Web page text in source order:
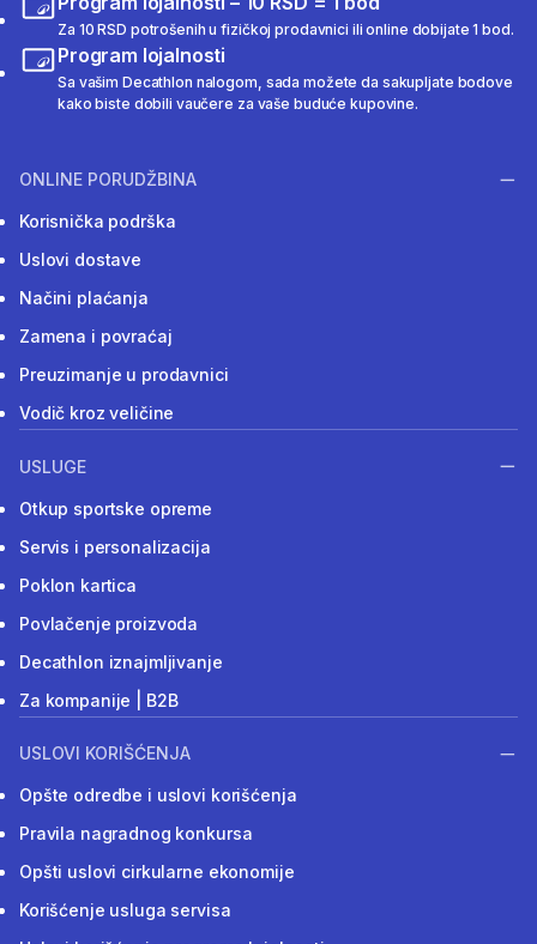
Za 10 RSD potrošenih u fizičkoj prodavnici ili online dobijate 1 bod.
Program lojalnosti
Sa vašim Decathlon nalogom, sada možete da sakupljate bodove
kako biste dobili vaučere za vaše buduće kupovine.
ONLINE PORUDŽBINA
Korisnička podrška
Uslovi dostave
Načini plaćanja
Zamena i povraćaj
Preuzimanje u prodavnici
Vodič kroz veličine
USLUGE
Otkup sportske opreme
Servis i personalizacija
Poklon kartica
Povlačenje proizvoda
Decathlon iznajmljivanje
Za kompanije | B2B
USLOVI KORIŠĆENJA
Opšte odredbe i uslovi korišćenja
Pravila nagradnog konkursa
Opšti uslovi cirkularne ekonomije
Korišćenje usluga servisa